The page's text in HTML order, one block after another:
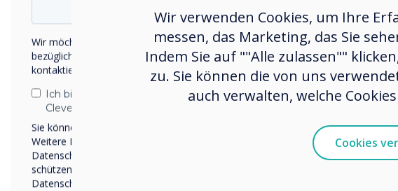
Wir verwenden Cookies, um Ihre
messen, das Marketing, das Sie
Indem Sie auf ""Alle zulassen""
zu. Sie können die von uns
auch verwalten, welche
Cookies
Wir möchten Sie gerne per E-Mail, Telefon oder Post
bezüglich unserer Produkte und Dienstleistungen
kontaktieren.
Ich bin damit einverstanden, Mitteilungen von
Clevertouch zu erhalten.
Sie können diese Benachrichtigungen jederzeit abbestellen.
Weitere Informationen zum Abbestellen, zu unseren
Datenschutzverfahren und dazu, wie wir Ihre Privatsphäre
schützen und respektieren, finden Sie in unserer
Datenschutzrichtlinie.